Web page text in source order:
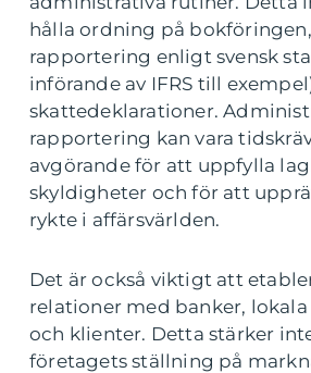
hålla ordning på bokföringen,
rapportering enligt svensk
införande av IFRS till
skattedeklarationer.
rapportering kan vara
avgörande för att uppfylla
skyldigheter och för att
rykte i affärsvärlden.
Det är också viktigt att
relationer med banker,
och klienter. Detta stärker
företagets ställning på